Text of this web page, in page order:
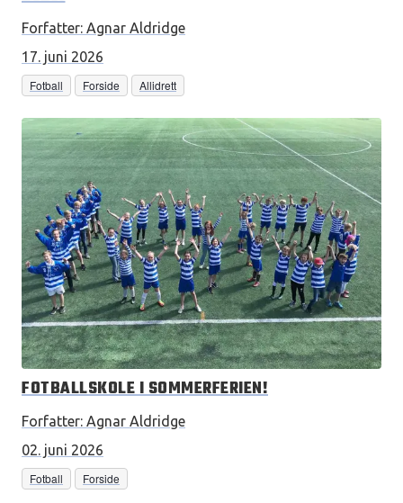
Forfatter: Agnar Aldridge
17. juni 2026
Fotball Forside Allidrett
FOTBALLSKOLE I SOMMERFERIEN!
Forfatter: Agnar Aldridge
02. juni 2026
Fotball Forside